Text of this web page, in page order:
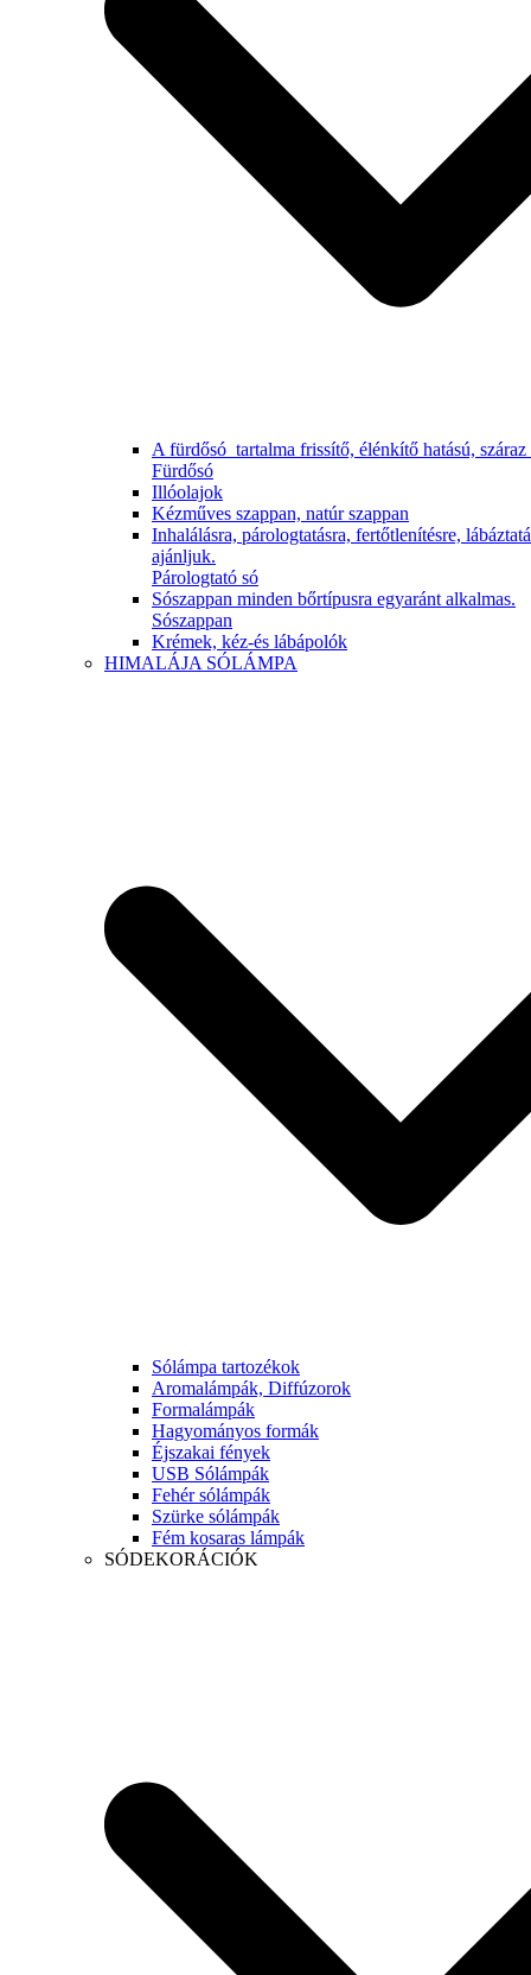
A fürdősó tartalma frissítő, élénkítő hatású,
Fürdősó
Illóolajok
Kézműves szappan, natúr szappan
Inhalálásra, párologtatásra, fertőtlenítésre,
ajánljuk.
Párologtató só
Sószappan minden bőrtípusra egyaránt alkalmas.
Sószappan
Krémek, kéz-és lábápolók
HIMALÁJA SÓLÁMPA
Sólámpa tartozékok
Aromalámpák, Diffúzorok
Formalámpák
Hagyományos formák
Éjszakai fények
USB Sólámpák
Fehér sólámpák
Szürke sólámpák
Fém kosaras lámpák
SÓDEKORÁCIÓK